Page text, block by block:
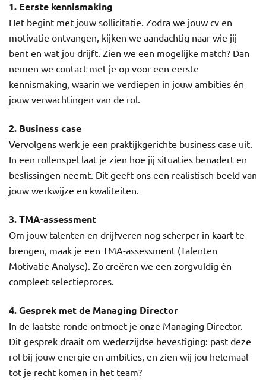
1. Eerste kennismaking
Het begint met jouw sollicitatie. Zodra we jouw cv en
motivatie ontvangen, kijken we aandachtig naar wie jij
bent en wat jou drijft. Zien we een mogelijke match? Dan
nemen we contact met je op voor een eerste
kennismaking, waarin we verdiepen in jouw ambities én
jouw verwachtingen van de rol.
2. Business case
Vervolgens werk je een praktijkgerichte business case uit.
In een rollenspel laat je zien hoe jij situaties benadert en
beslissingen neemt. Dit geeft ons een realistisch beeld van
jouw werkwijze en kwaliteiten.
3. TMA-assessment
Om jouw talenten en drijfveren nog scherper in kaart te
brengen, maak je een TMA-assessment (Talenten
Motivatie Analyse). Zo creëren we een zorgvuldig én
compleet selectieproces.
4. Gesprek met de Managing Director
In de laatste ronde ontmoet je onze Managing Director.
Dit gesprek draait om wederzijdse bevestiging: past deze
rol bij jouw energie en ambities, en zien wij jou helemaal
tot je recht komen in het team?